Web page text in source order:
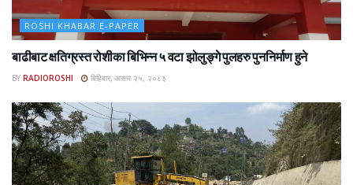
ROSHI KHABAR E-PAPER
बाढीबाट क्षतिग्रस्त रोशीका बिभिन्न ५ वटा झोलुङ्गे पुलहरु पुननिर्माण हुने
BY RADIOROSHI बिहिबार, असार २५, २०८३